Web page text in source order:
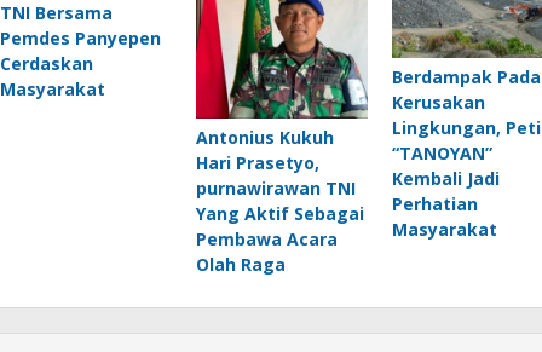
TNI Bersama
Pemdes Panyepen
Cerdaskan
Masyarakat
Antonius Kukuh
Hari Prasetyo,
purnawirawan TNI
Yang Aktif Sebagai
Pembawa Acara
Olah Raga
Berdampak Pada
Kerusakan
Lingkungan, Peti
“TANOYAN”
Kembali Jadi
Perhatian
Masyarakat